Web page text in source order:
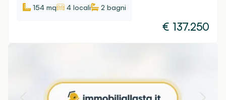
154 mq
4 locali 2 bagni
€ 137.250